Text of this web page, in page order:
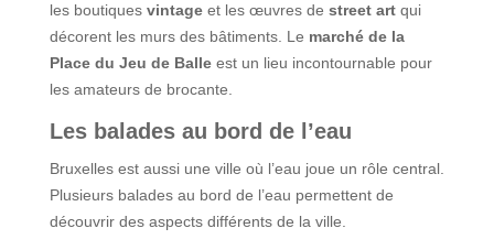
les boutiques vintageet les œuvres de street artqui
décorent les murs des bâtiments. Le marché de la
Place du Jeu de Balleest un lieu incontournable pour
les amateurs de brocante.
Les balades au bord de l’eau
Bruxelles est aussi une ville où l’eau joue un rôle central.
Plusieurs balades au bord de l’eau permettent de
découvrir des aspects différents de la ville.